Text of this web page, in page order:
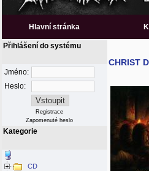
Hlavní stránka
Přihlášení do systému
Jméno:
Heslo:
Registrace
Zapomenuté heslo
Kategorie
CD
CHRIST